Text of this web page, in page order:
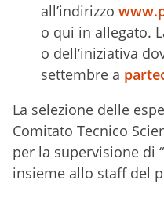
all’indirizzo
o qui in allegato.
o dell’iniziativa
settembre a
La selezione delle
Comitato Tecnico
per la supervisione di
insieme allo staff del